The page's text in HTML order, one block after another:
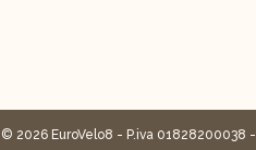
© 2026 EuroVelo8 - P.iva 01828200038 -